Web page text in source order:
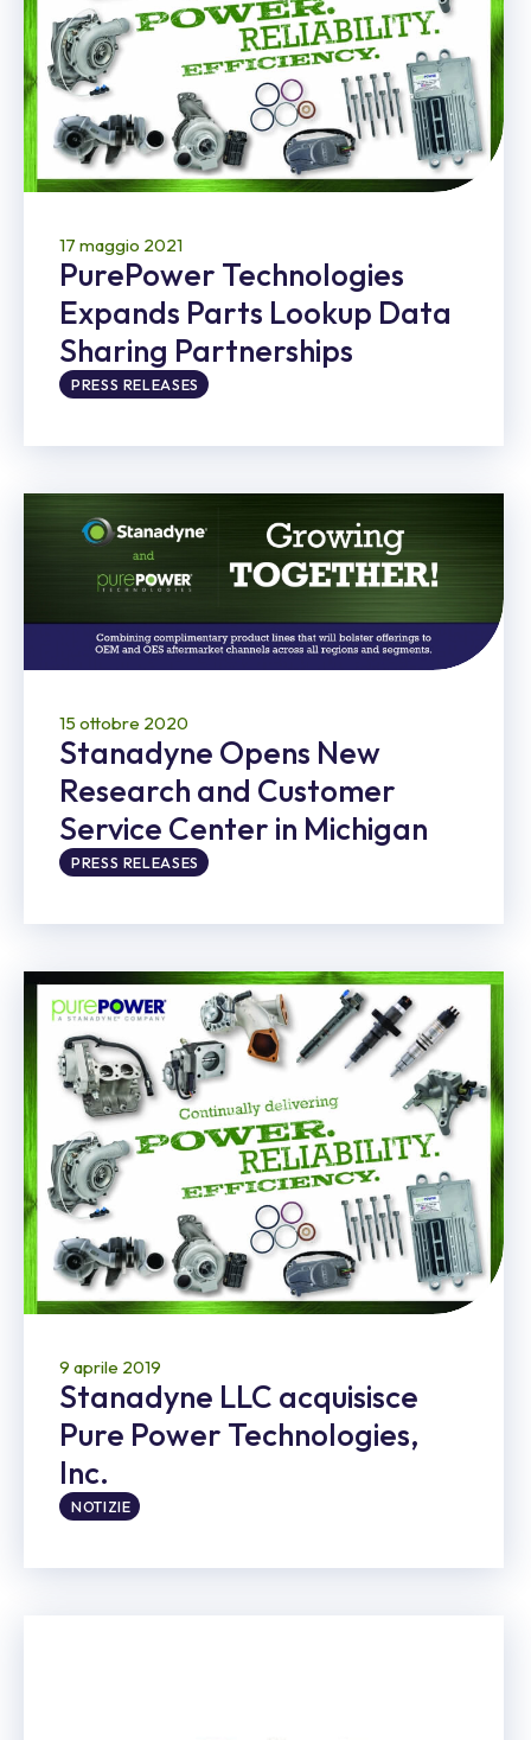
17 maggio 2021
PurePower Technologies
Expands Parts Lookup Data
Sharing Partnerships
PRESS RELEASES
15 ottobre 2020
Stanadyne Opens New
Research and Customer
Service Center in Michigan
PRESS RELEASES
9 aprile 2019
Stanadyne LLC acquisisce
Pure Power Technologies,
Inc.
NOTIZIE